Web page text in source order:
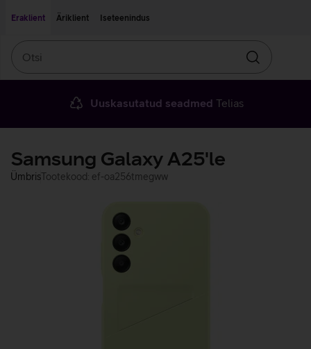
Eraklient
Äriklient Iseteenindus
Otsin
Uuskasutatud seadmed Telias
Samsung Galaxy A25'le
ÜmbrisTootekood: ef-oa256tmegww